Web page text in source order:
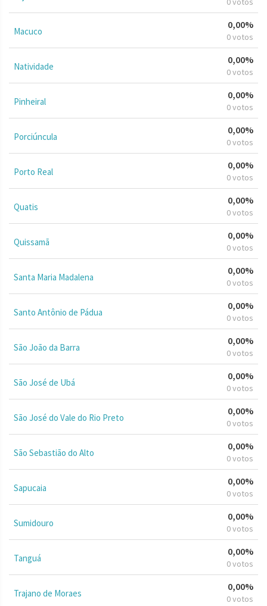
Macuco
0,00%
0 votos
Natividade
0,00%
0 votos
Pinheiral
0,00%
0 votos
Porciúncula
0,00%
0 votos
Porto Real
0,00%
0 votos
Quatis
0,00%
0 votos
Quissamã
0,00%
0 votos
Santa Maria Madalena
0,00%
0 votos
Santo Antônio de Pádua
0,00%
0 votos
São João da Barra
0,00%
0 votos
São José de Ubá
0,00%
0 votos
São José do Vale do Rio Preto
0,00%
0 votos
São Sebastião do Alto
0,00%
0 votos
Sapucaia
0,00%
0 votos
Sumidouro
0,00%
0 votos
Tanguá
0,00%
0 votos
Trajano de Moraes
0,00%
0 votos